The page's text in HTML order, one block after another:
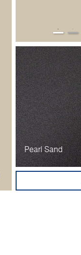
Pearl Sand